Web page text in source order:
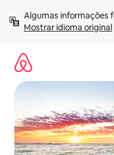
para
Mostrar idioma original